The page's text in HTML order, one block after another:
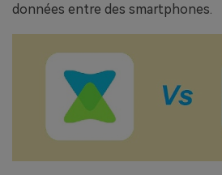
données entre des smartphones.